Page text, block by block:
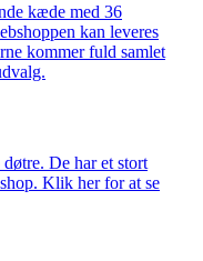
kæde med 36
kan leveres
kommer fuld samlet
De har et stort
Klik her for at se